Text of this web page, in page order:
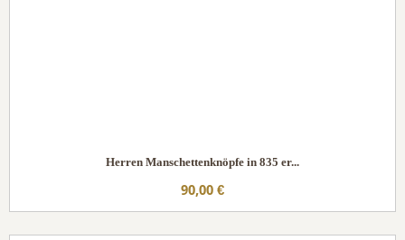
Herren Manschettenknöpfe in 835 er...
90,00 €